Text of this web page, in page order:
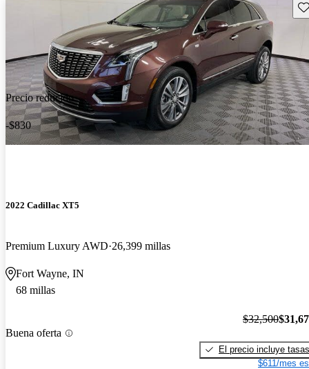
Precio reducido
-$830
2022 Cadillac XT5
Premium Luxury AWD 26,399 millas
Fort Wayne, IN
68 millas
Buena oferta
$32,500
El precio incluye tasas
$611/mes